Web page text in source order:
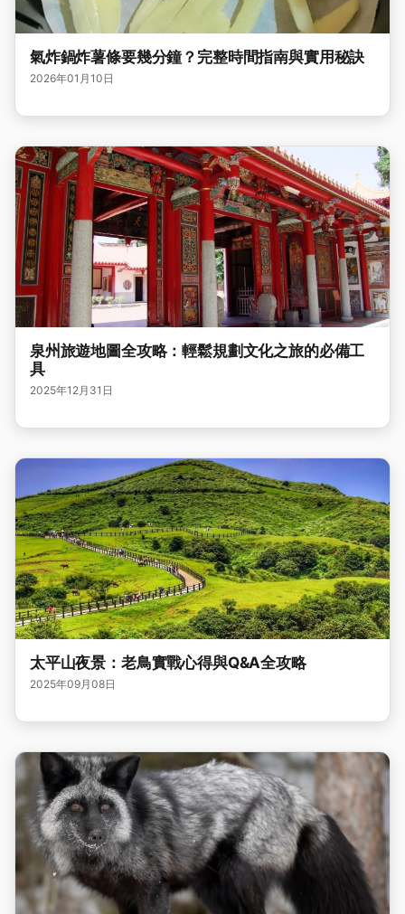
氣炸鍋炸薯條要幾分鐘？完整時間指南與實用秘訣
2026年01月10日
泉州旅遊地圖全攻略：輕鬆規劃文化之旅的必備工
具
2025年12月31日
太平山夜景：老鳥實戰心得與Q&A全攻略
2025年09月08日